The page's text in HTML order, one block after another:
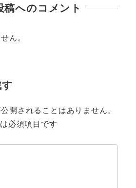
稿へのコメント
ん。
開されることはありません。
必須項目です